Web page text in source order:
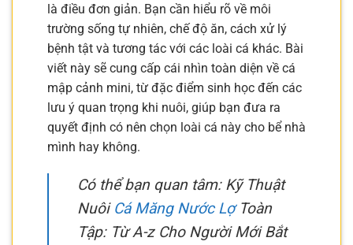
là điều đơn giản. Bạn cần hiểu rõ về môi
trường sống tự nhiên, chế độ ăn, cách xử lý
bệnh tật và tương tác với các loài cá khác. Bài
viết này sẽ cung cấp cái nhìn toàn diện về cá
mập cảnh mini, từ đặc điểm sinh học đến các
lưu ý quan trọng khi nuôi, giúp bạn đưa ra
quyết định có nên chọn loài cá này cho bể nhà
mình hay không.
Có thể bạn quan tâm: Kỹ Thuật
Nuôi Cá Măng Nước LợToàn
Tập: Từ A-z Cho Người Mới Bắt